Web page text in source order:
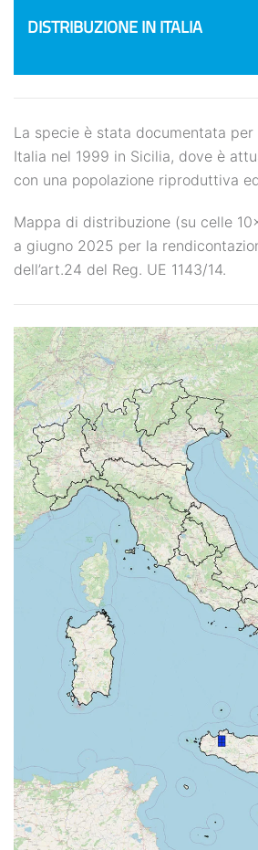
DISTRIBUZIONE IN ITALIA
La specie è stata documentata
Italia nel 1999 in Sicilia, dove è
con una popolazione riproduttiva
Mappa di distribuzione (su celle
a giugno 2025 per la
dell’art.24 del Reg. UE 1143/14.